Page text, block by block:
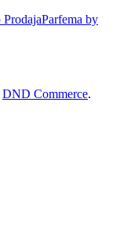
DND Commerce.